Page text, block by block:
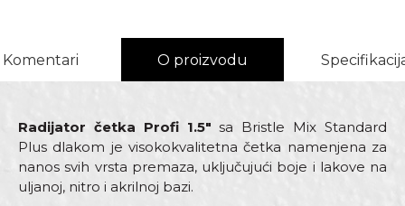
Komentari O proizvodu
Radijator četka Profi 1.5" sa Bristle Mix Standard
Plus dlakom je visokokvalitetna četka namenjena za
nanos svih vrsta premaza, uključujući boje i lakove na
uljanoj, nitro i akrilnoj bazi.